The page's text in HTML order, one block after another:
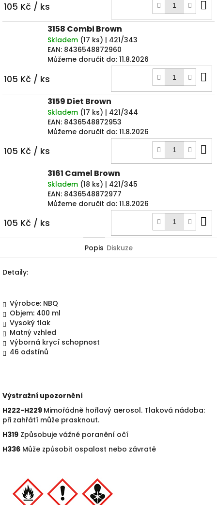
105 Kč / ks
3158 Combi Brown
Skladem (17 ks) | 421/343
EAN: 8436548872960
Můžeme doručit do: 11.8.2026
105 Kč / ks
3159 Diet Brown
Skladem (17 ks) | 421/344
EAN: 8436548872953
Můžeme doručit do: 11.8.2026
105 Kč / ks
3161 Camel Brown
Skladem (18 ks) | 421/345
EAN: 8436548872977
Můžeme doručit do: 11.8.2026
105 Kč / ks
Popis Diskuze
Detaily:
Výrobce: NBQ
Objem: 400 ml
Vysoký tlak
Matný vzhled
Výborná krycí schopnost
46 odstínů
Výstražní upozornění
H222-H229 Mimořádně hořlavý aerosol. Tlaková nádoba:
při zahřátí může prasknout.
H319 Způsobuje vážné poranění očí
H336 Může způsobit ospalost nebo závratě